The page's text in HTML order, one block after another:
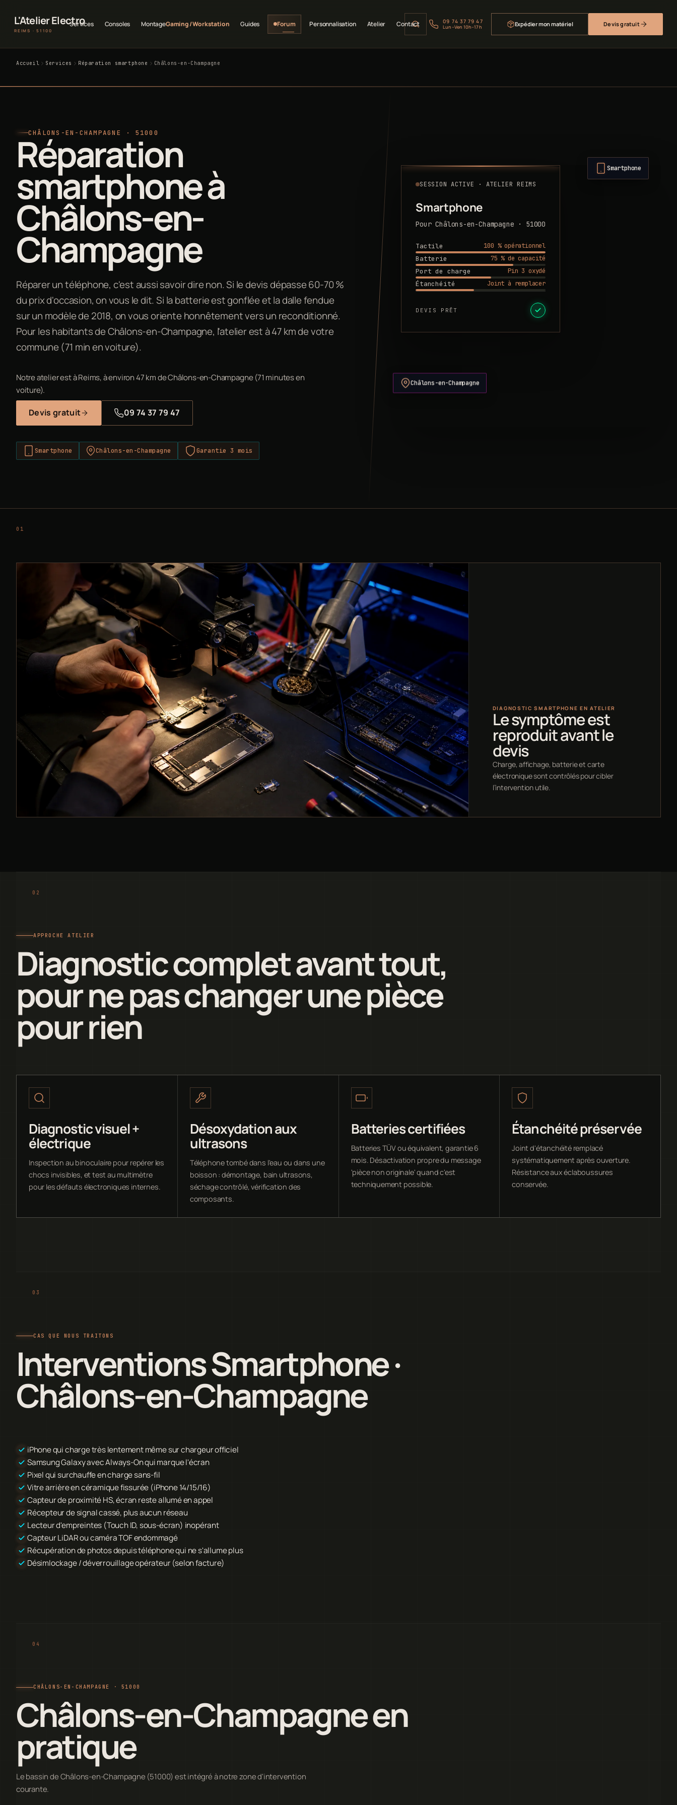
L'Atelier Electro
REIMS · 51100
Services Consoles MontageGaming / Workstation Guides Forum Personnalisation Atelier Contact 09 74 37 79 47
Lun–Ven 10h–17h Expédier mon matériel Devis gratuit
Accueil Services Réparation smartphone Châlons-en-Champagne
CHÂLONS-EN-CHAMPAGNE · 51000
Réparation
smartphone à
Châlons-en-
Champagne
Réparer un téléphone, c'est aussi savoir dire non. Si le devis dépasse 60-70 %
du prix d'occasion, on vous le dit. Si la batterie est gonflée et la dalle fendue
sur un modèle de 2018, on vous oriente honnêtement vers un reconditionné.
Pour les habitants de Châlons-en-Champagne, l'atelier est à 47 km de votre
commune (71 min en voiture).
Notre atelier est à Reims, à environ 47 km de Châlons-en-Champagne (71 minutes en
voiture).
Devis gratuit 09 74 37 79 47
Smartphone Châlons-en-Champagne Garantie 3 mois
SESSION ACTIVE · ATELIER REIMS
Smartphone
Pour Châlons-en-Champagne · 51000
Tactile
100 % opérationnel
Batterie
75 % de capacité
Port de charge
Pin 3 oxydé
Étanchéité
Joint à remplacer
DEVIS PRÊT
Smartphone
Châlons-en-Champagne
DIAGNOSTIC SMARTPHONE EN ATELIER
Le symptôme est
reproduit avant le
devis
Charge, affichage, batterie et carte
électronique sont contrôlés pour cibler
l’intervention utile.
APPROCHE ATELIER
Diagnostic complet avant tout,
pour ne pas changer une pièce
pour rien
Diagnostic visuel +
électrique
Inspection au binoculaire pour repérer les
chocs invisibles, et test au multimètre
pour les défauts électroniques internes.
Désoxydation aux
ultrasons
Téléphone tombé dans l'eau ou dans une
boisson : démontage, bain ultrasons,
séchage contrôlé, vérification des
composants.
Batteries certifiées
Batteries TÜV ou équivalent, garantie 6
mois. Désactivation propre du message
'pièce non originale' quand c'est
techniquement possible.
Étanchéité préservée
Joint d'étanchéité remplacé
systématiquement après ouverture.
Résistance aux éclaboussures
conservée.
CAS QUE NOUS TRAITONS
Interventions Smartphone ·
Châlons-en-Champagne
iPhone qui charge très lentement même sur chargeur officiel
Samsung Galaxy avec Always-On qui marque l'écran
Pixel qui surchauffe en charge sans-fil
Vitre arrière en céramique fissurée (iPhone 14/15/16)
Capteur de proximité HS, écran reste allumé en appel
Récepteur de signal cassé, plus aucun réseau
Lecteur d'empreintes (Touch ID, sous-écran) inopérant
Capteur LiDAR ou caméra TOF endommagé
Récupération de photos depuis téléphone qui ne s'allume plus
Désimlockage / déverrouillage opérateur (selon facture)
CHÂLONS-EN-CHAMPAGNE · 51000
Châlons-en-Champagne en
pratique
Le bassin de Châlons-en-Champagne (51000) est intégré à notre zone d'intervention
courante.